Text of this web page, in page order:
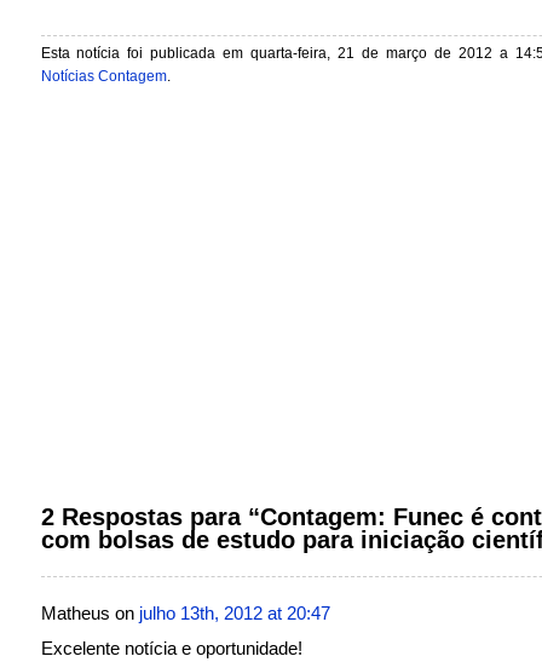
Esta notícia foi publicada em quarta-feira, 21 de março de 2012 a
Notícias Contagem.
2 Respostas para “Contagem: Funec é
com bolsas de estudo para iniciação
Matheus on julho 13th, 2012 at 20:47
Excelente notícia e oportunidade!